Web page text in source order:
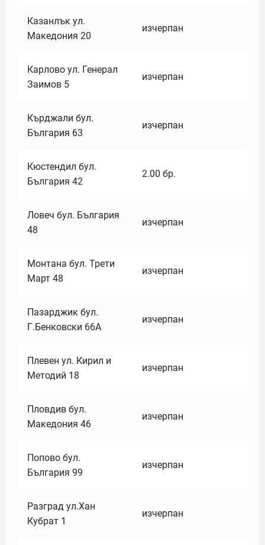
Казанлък ул.
Македония 20
изчерпан
Карлово ул. Генерал
Заимов 5
изчерпан
Кърджали бул.
България 63
изчерпан
Кюстендил бул.
България 42
2.00 бр.
Ловеч бул. България
48
изчерпан
Монтана бул. Трети
Март 48
изчерпан
Пазарджик бул.
Г.Бенковски 66А
изчерпан
Плевен ул. Кирил и
Методий 18
изчерпан
Пловдив бул.
Македония 46
изчерпан
Попово бул.
България 99
изчерпан
Разград ул.Хан
Кубрат 1
изчерпан